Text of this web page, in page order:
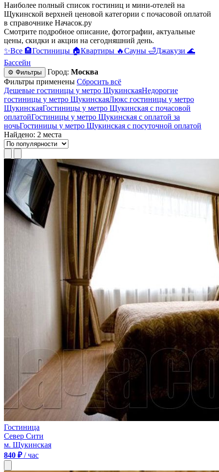
Наиболее полный список гостиниц и мини-отелей на
Щукинской верхней ценовой категории c почасовой оплатой
в справочнике Начасок.ру
Смотрите подробное описание, фотографии, актуальные
цены, скидки и акции на сегодняшний день.
✨Все 🏨Гостиницы 🏠Квартиры 🔥Сауны 🛁Джакузи 🌊
Бассейн
⚙ Фильтры Город: Москва
Фильтры применены Сбросить всё
Дешевые гостиницы у метро ЩукинскаяНедорогие
гостиницы у метро ЩукинскаяЛюкс гостиницы у метро
ЩукинскаяГостиницы у метро Щукинская c почасовой
оплатойГостиницы у метро Щукинская с оплатой за
ночьГостиницы у метро Щукинская c посуточной оплатой
Найдено: 2 места
Гостиница
Север Сити
м. Щукинская
840 ₽/ час